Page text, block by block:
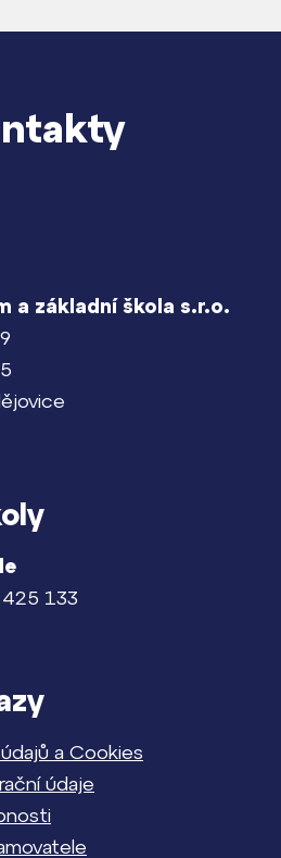
a základní škola s.r.o.
133
a Cookies
údaje